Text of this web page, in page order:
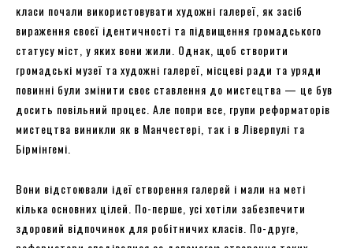
класи почали використовувати художні галереї, як засіб
вираження своєї ідентичності та підвищення громадського
статусу міст, у яких вони жили. Однак, щоб створити
громадські музеї та художні галереї, місцеві ради та уряди
повинні були змінити своє ставлення до мистецтва — це був
досить повільний процес. Але попри все, групи реформаторів
мистецтва виникли як в Манчестері, так і в Ліверпулі та
Бірмінгемі.
Вони відстоювали ідеї створення галерей і мали на меті
кілька основних цілей. По-перше, усі хотіли забезпечити
здоровий відпочинок для робітничих класів. По-друге,